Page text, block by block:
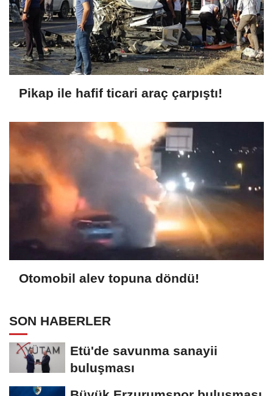
Pikap ile hafif ticari araç çarpıştı!
Otomobil alev topuna döndü!
SON HABERLER
Etü'de savunma sanayii
buluşması